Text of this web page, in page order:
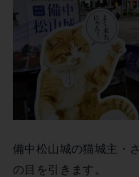
備中松山城の猫城主・
の目を引きます。